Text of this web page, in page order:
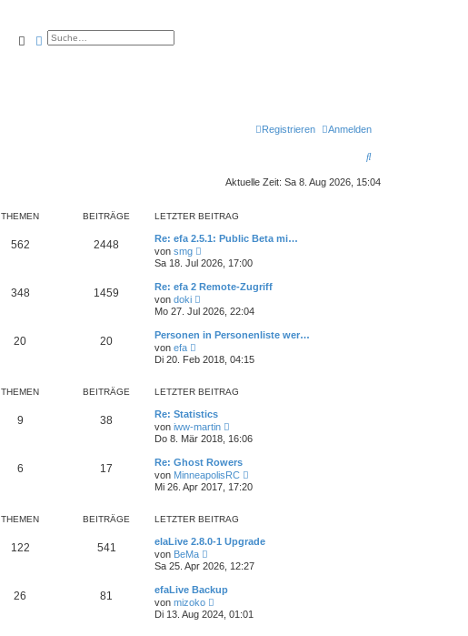
SucheErweiterte Suche
Anmelden
Registrieren
S
u
Aktuelle Zeit: Sa 8. Aug 2026, 15:04
THEMEN BEITRÄGE LETZTER BEITRAG
562 2448
Re: efa 2.5.1: Public Beta mi…
von smg
e
u
e
s
e
B
a
Sa 18. Jul 2026, 17:00
348 1459
Re: efa 2 Remote-Zugriff
von doki
e
u
e
s
e
e
t
r
a
Mo 27. Jul 2026, 22:04
20 20
Personen in Personenliste wer…
von efa
e
u
s
e
r
B
e
t
r
a
Di 20. Feb 2018, 04:15
THEMEN BEITRÄGE LETZTER BEITRAG
9 38
Re: Statistics
von iww-martin
e
u
s
t
e
e
t
a
Do 8. Mär 2018, 16:06
6 17
Re: Ghost Rowers
von MinneapolisRC
e
u
e
r
e
a
Mi 26. Apr 2017, 17:20
THEMEN BEITRÄGE LETZTER BEITRAG
122 541
elaLive 2.8.0-1 Upgrade
von BeMa
e
u
e
s
t
e
Sa 25. Apr 2026, 12:27
26 81
efaLive Backup
von mizoko
e
u
Di 13. Aug 2024, 01:01